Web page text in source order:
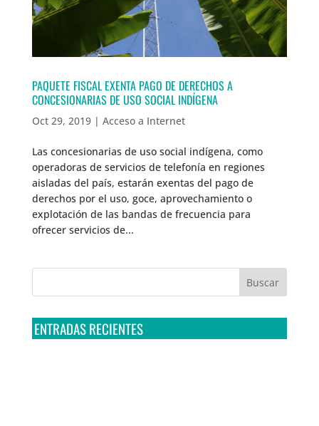
PAQUETE FISCAL EXENTA PAGO DE DERECHOS A
CONCESIONARIAS DE USO SOCIAL INDÍGENA
Oct 29, 2019| Acceso a Internet
Las concesionarias de uso social indígena, como
operadoras de servicios de telefonía en regiones
aisladas del país, estarán exentas del pago de
derechos por el uso, goce, aprovechamiento o
explotación de las bandas de frecuencia para
ofrecer servicios de...
ENTRADAS RECIENTES